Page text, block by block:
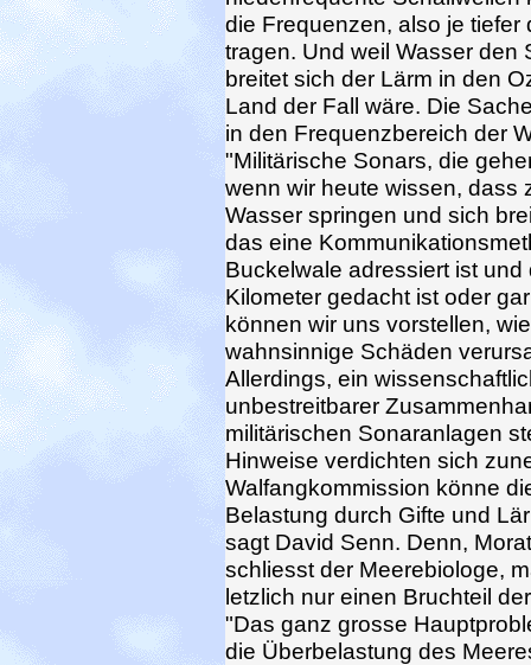
die Frequenzen, also je tiefer
tragen. Und weil Wasser den
breitet sich der Lärm in den
Land der Fall wäre. Die
in den Frequenzbereich der
"Militärische Sonars, die
wenn wir heute wissen, dass
Wasser springen und sich
das eine
Buckelwale adressiert ist
Kilometer gedacht ist oder
können wir uns vorstellen,
wahnsinnige Schäden
Allerdings, ein
unbestreitbarer
militärischen Sonaranlagen
Hinweise verdichten sich
Walfangkommission könne
Belastung durch Gifte und
sagt David Senn. Denn,
schliesst der Meerebiologe,
letzlich nur einen Bruchteil
"Das ganz grosse
die Überbelastung des